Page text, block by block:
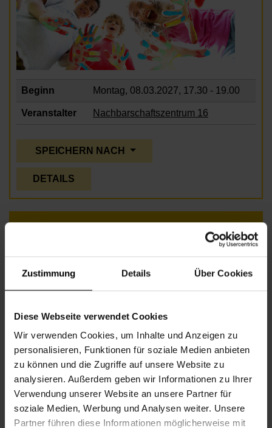
Zustimmung Details Über Cookies
Diese Webseite verwendet Cookies
Wir verwenden Cookies, um Inhalte und Anzeigen zu
personalisieren, Funktionen für soziale Medien anbieten
zu können und die Zugriffe auf unsere Website zu
analysieren. Außerdem geben wir Informationen zu Ihrer
Verwendung unserer Website an unsere Partner für
soziale Medien, Werbung und Analysen weiter. Unsere
Partner führen diese Informationen möglicherweise mit
Beginn Montag, 08.03.2027, 17.30 - 19.00
Veranstalter Nachbarschaftszentrum 16
SPEICHERN NACH
DETAILS